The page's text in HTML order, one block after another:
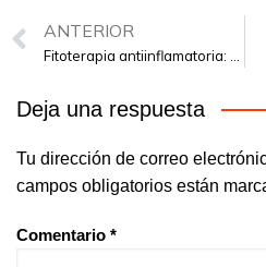
ANTERIOR
Deja una respuesta
Tu dirección de correo
campos obligatorios están
Comentario *